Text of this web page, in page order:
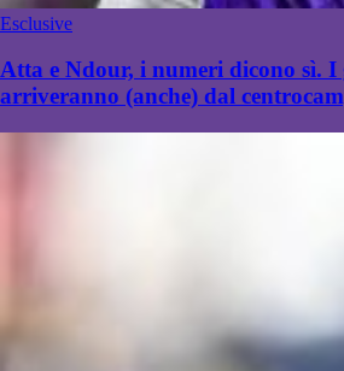
Esclusive
Atta e Ndour, i numeri dicono sì. I
arriveranno (anche) dal